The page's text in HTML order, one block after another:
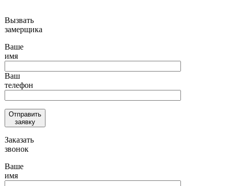
Вызвать
замерщика
Ваше
имя
Ваш
телефон
Отправить
заявку
Заказать
звонок
Ваше
имя